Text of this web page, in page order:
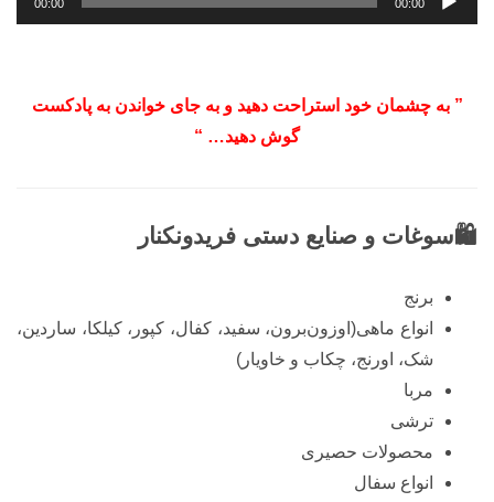
صوت
00:00
00:00
” به چشمان خود استراحت دهید و به جای خواندن به پادکست
گوش دهید… “
🛍️سوغات و صنایع دستی فریدونکنار
برنج
انواع ماهی(اوزون‌برون، سفید، کفال، کپور، کیلکا، ساردین،
شک، اورنج، چکاب و خاویار)
مربا
ترشی
محصولات حصیری
انواع سفال